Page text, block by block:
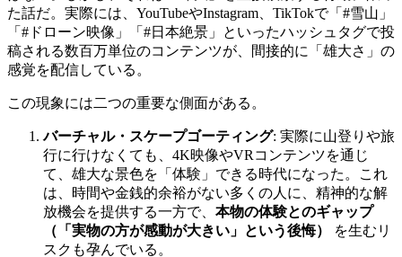
た話だ。実際には、YouTubeやInstagram、TikTokで「#雪山」
「#ドローン映像」「#日本絶景」といったハッシュタグで投
稿される数百万単位のコンテンツが、間接的に「雄大さ」の
感覚を配信している。
この現象には二つの重要な側面がある。
バーチャル・スケープゴーティング: 実際に山登りや旅
行に行けなくても、4K映像やVRコンテンツを通じ
て、雄大な景色を「体験」できる時代になった。これ
は、時間や金銭的余裕がない多くの人に、精神的な解
放機会を提供する一方で、 本物の体験とのギャップ
（「実物の方が感動が大きい」という後悔）
を生むリ
スクも孕んでいる。